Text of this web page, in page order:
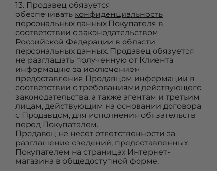
13. Продавец обязуется
обеспечивать конфиденциальность
персональных данных Покупателя в
соответствии с законодательством
Российской Федерации в области
персональных данных. Продавец обязуется
не разглашать полученную от Клиента
информацию за исключением
предоставления Продавцом информации в
соответствии с требованиями действующего
законодательства, а также агентам и третьим
лицам, действующим на основании договора
с Продавцом, для исполнения обязательств
перед Покупателем.
Продавец не несет ответственности за
разглашение сведений, предоставленных
Покупателем на страницах Интернет-
магазина в общедоступной форме.